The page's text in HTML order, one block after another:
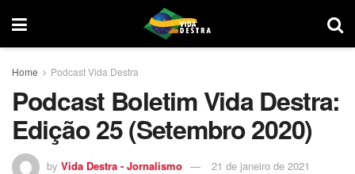
Home Podcast Vida Destra
Podcast Boletim Vida Destra:
Edição 25 (Setembro 2020)
by Vida Destra - Jornalismo 21 de janeiro de 2021